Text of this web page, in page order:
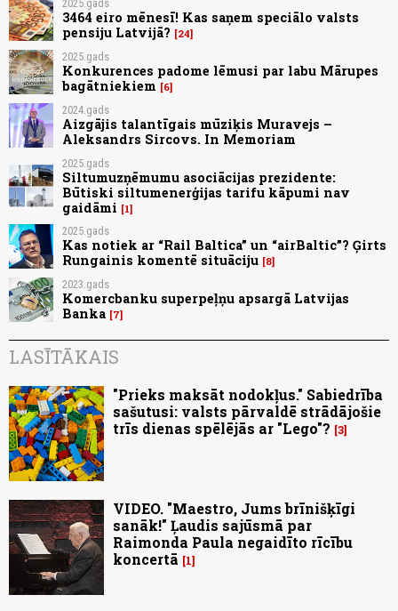
2025.gads
3464 eiro mēnesī! Kas saņem speciālo valsts
pensiju Latvijā?
24
2025.gads
Konkurences padome lēmusi par labu Mārupes
bagātniekiem
6
2024.gads
Aizgājis talantīgais mūziķis Muravejs –
Aleksandrs Sircovs. In Memoriam
2025.gads
Siltumuzņēmumu asociācijas prezidente:
Būtiski siltumenerģijas tarifu kāpumi nav
gaidāmi
1
2025.gads
Kas notiek ar “Rail Baltica” un “airBaltic”? Ģirts
Rungainis komentē situāciju 8
2023.gads
Komercbanku superpeļņu apsargā Latvijas
Banka 7
LASĪTĀKAIS
"Prieks maksāt nodokļus." Sabiedrība
sašutusi: valsts pārvaldē strādājošie
trīs dienas spēlējās ar "Lego"? 3
VIDEO. "Maestro, Jums brīnišķīgi
sanāk!" Ļaudis sajūsmā par
Raimonda Paula negaidīto rīcību
koncertā
1